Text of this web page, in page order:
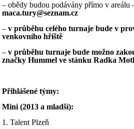
– obědy budou podávány přímo v areálu
maca.tury@seznam.cz
– v průběhu celého turnaje bude v
venkovního hřiště
– v průběhu turnaje bude možno
značky Hummel ve stánku Radka
Přihlášené týmy:
Mini (2013 a mladší):
1. Talent Plzeň